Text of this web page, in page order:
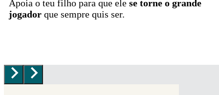
Apoia o teu filho para que ele se torne o grande
jogador que sempre quis ser.